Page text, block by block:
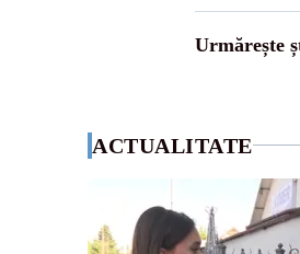
Urmărește
ACTUALITATE